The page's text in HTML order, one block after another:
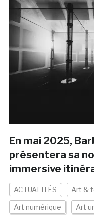
En mai 2025,
présentera sa
immersive
ACTUALITÉS Art &
Art numérique Art